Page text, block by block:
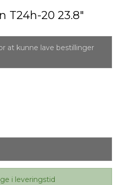
T24h-20 23.8"
at kunne lave bestillinger
i leveringstid